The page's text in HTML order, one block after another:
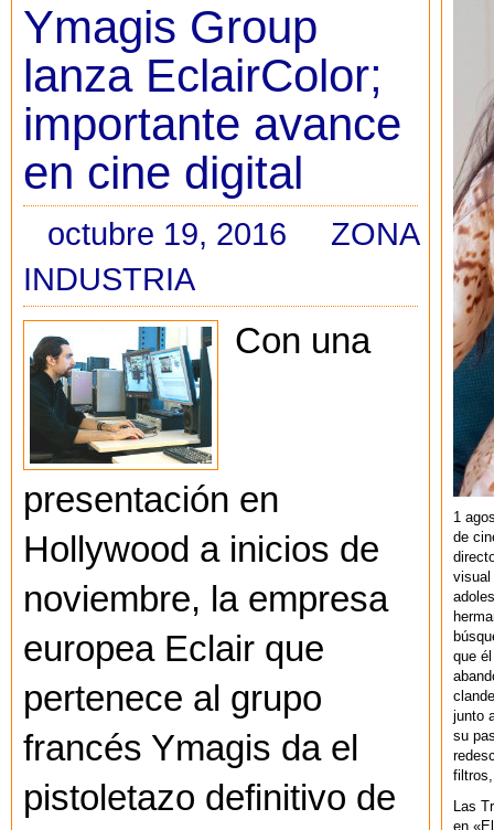
Ymagis Group
lanza EclairColor;
importante avance
en cine digital
octubre 19, 2016
ZONA
INDUSTRIA
Con una
presentación en
Hollywood a inicios de
noviembre, la empresa
europea Eclair que
pertenece al grupo
francés Ymagis da el
pistoletazo definitivo de
1
de
visual
que
junto
su
filtros,
Las
en